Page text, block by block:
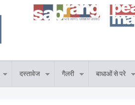
दस्तावेज गैलरी बाधाओं से परे